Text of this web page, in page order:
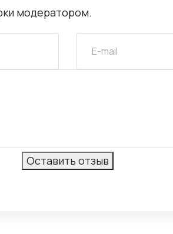
модератором.